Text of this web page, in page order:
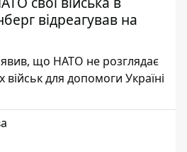
відреагував на
що НАТО не розглядає
військ для допомоги Україні